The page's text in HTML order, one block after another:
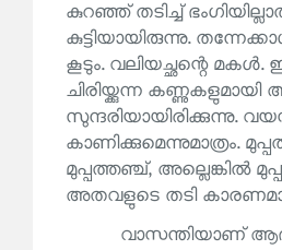
കുറഞ്ഞ് തടിച്ച്
കുട്ടിയായിരുന്നു.
കൂടും. വലിയച്ഛന്റെ മകൾ.
ചിരിയ്ക്കുന്ന
സുന്ദരിയായിരിക്കുന്നു.
കാണിക്കുമെന്നുമാത്രം.
മുപ്പത്തഞ്ച്, അല്ലെങ്കിൽ
അതവളുടെ തടി
വാസന്തിയാണ്